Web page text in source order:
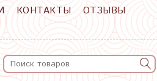
КОНТАКТЫ
ОТЗЫВЫ